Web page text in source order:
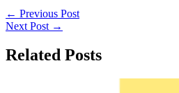
← Previous Post
Next Post →
Related Posts